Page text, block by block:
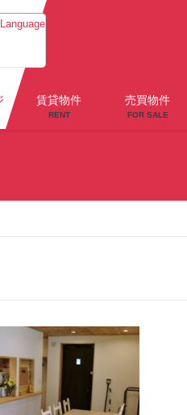
賃貸物件
RENT
売買物件
FOR SALE